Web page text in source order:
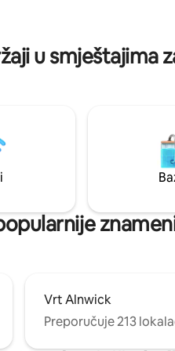
u smještajima
Vrt Alnwick
Preporučuje 213